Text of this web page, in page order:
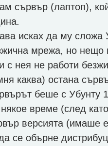
сървър (лаптоп),
исках да му
мрежа, но нещо
с нея не работи
каква) остана
беше с Убунту
време (след
версията (имаше
се обърне